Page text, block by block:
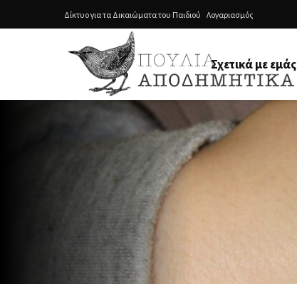
Δίκτυο για τα Δικαιώματα του Παιδιού Λογαριασμός
Σχετικά με εμάς